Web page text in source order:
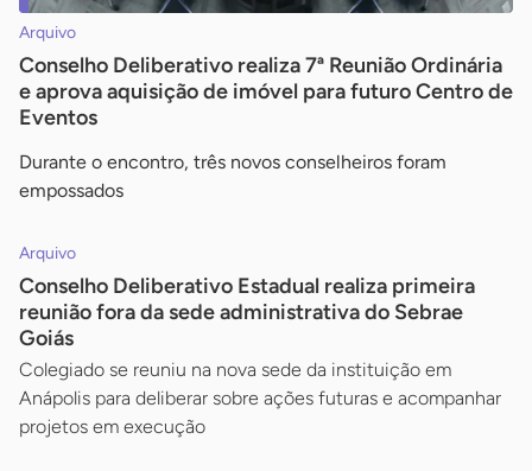
Arquivo
Conselho Deliberativo realiza 7ª Reunião Ordinária
e aprova aquisição de imóvel para futuro Centro de
Eventos
Durante o encontro, três novos conselheiros foram
empossados
Arquivo
Conselho Deliberativo Estadual realiza primeira
reunião fora da sede administrativa do Sebrae
Goiás
Colegiado se reuniu na nova sede da instituição em
Anápolis para deliberar sobre ações futuras e acompanhar
projetos em execução